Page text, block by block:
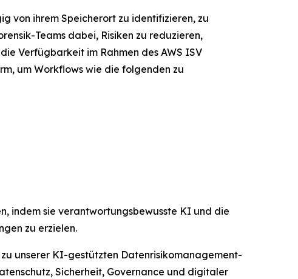
von ihrem Speicherort zu identifizieren, zu
Teams dabei, Risiken zu reduzieren,
Verfügbarkeit im Rahmen des AWS ISV
um Workflows wie die folgenden zu
indem sie verantwortungsbewusste KI und die
zu erzielen.
unserer KI-gestützten Datenrisikomanagement-
Sicherheit, Governance und digitaler